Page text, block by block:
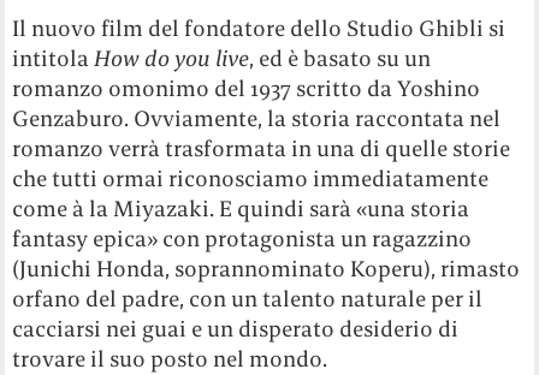
Il nuovo film del fondatore dello Studio Ghibli si
intitolaHow do you live, ed è basato su un
romanzo omonimo del 1937 scritto da Yoshino
Genzaburo. Ovviamente, la storia raccontata nel
romanzo verrà trasformata in una di quelle storie
che tutti ormai riconosciamo immediatamente
come à la Miyazaki. E quindi sarà «una storia
fantasy epica» con protagonista un ragazzino
(Junichi Honda, soprannominato Koperu), rimasto
orfano del padre, con un talento naturale per il
cacciarsi nei guai e un disperato desiderio di
trovare il suo posto nel mondo.